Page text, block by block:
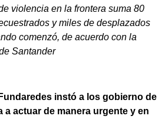
violencia en la frontera suma 80
y miles de desplazados
comenzó, de acuerdo con la
Santander
instó a los gobierno de
a actuar de manera urgente y en